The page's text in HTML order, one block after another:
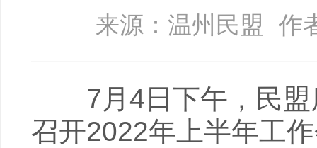
来源：温州民盟 作
7月4日下午，民盟
召开2022年上半年工